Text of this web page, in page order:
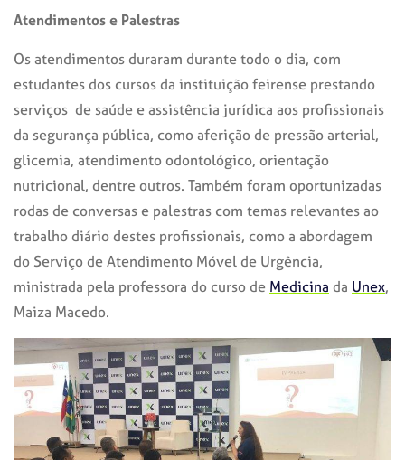
Atendimentos e Palestras
Os atendimentos duraram durante todo o dia, com
estudantes dos cursos da instituição feirense prestando
serviços de saúde e assistência jurídica aos profissionais
da segurança pública, como aferição de pressão arterial,
glicemia, atendimento odontológico, orientação
nutricional, dentre outros. Também foram oportunizadas
rodas de conversas e palestras com temas relevantes ao
trabalho diário destes profissionais, como a abordagem
do Serviço de Atendimento Móvel de Urgência,
ministrada pela professora do curso de Medicina da Unex,
Maiza Macedo.